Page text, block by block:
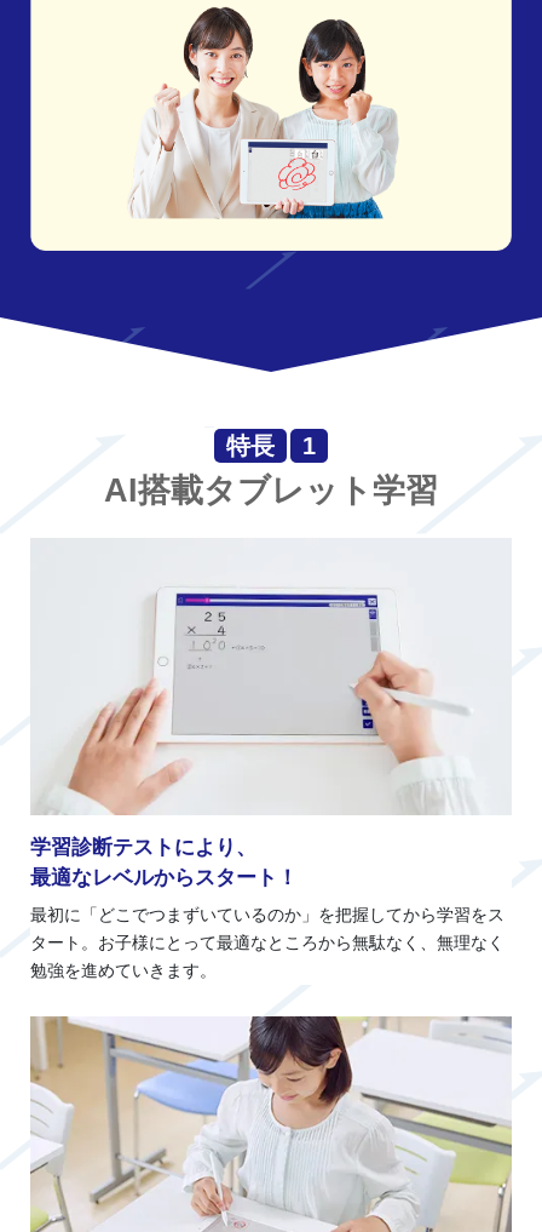
特長 1
AI搭載タブレット学習
学習診断テストにより、
最適なレベルからスタート！
最初に「どこでつまずいているのか」を把握してから学習をス
タート。お子様にとって最適なところから無駄なく、無理なく
勉強を進めていきます。